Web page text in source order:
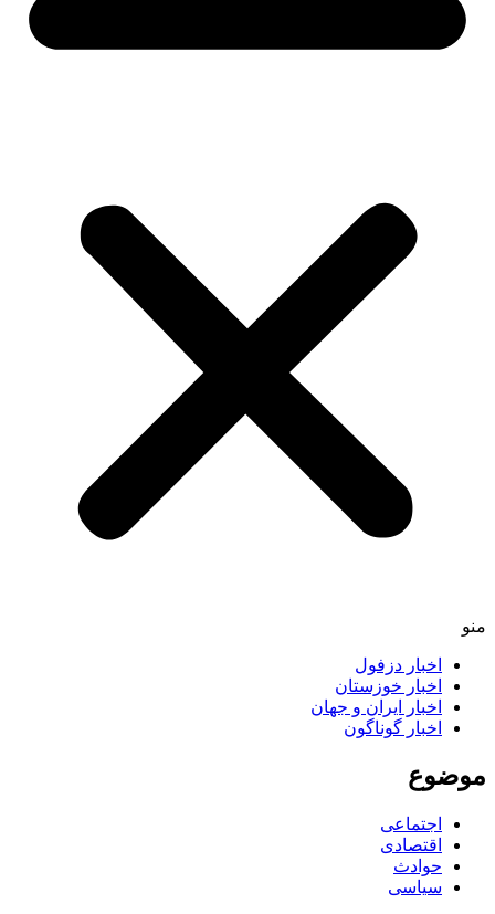
منو
اخبار دزفول
اخبار خوزستان
اخبار ایران و جهان
اخبار گوناگون
موضوع
اجتماعی
اقتصادی
حوادث
سیاسی